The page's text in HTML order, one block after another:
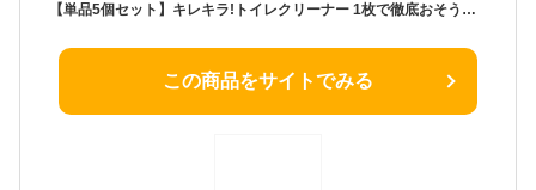
【単品5個セット】キレキラ!トイレクリーナー 1枚で徹底おそうじシート 香りが残りにくい無香性 つめかえ用20枚 大王製紙(代引不可)
この商品をサイトでみる